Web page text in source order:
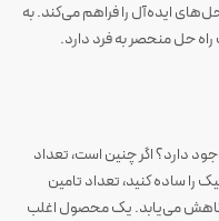
ایده‌آل را فراهم می‌کند. به
حل منحصر به فرد دارد.
دارد؟ اگر چنین است، تعداد
ساده کنید، تعداد تامین
کاهش می‌یابد. یک محصول اغلب